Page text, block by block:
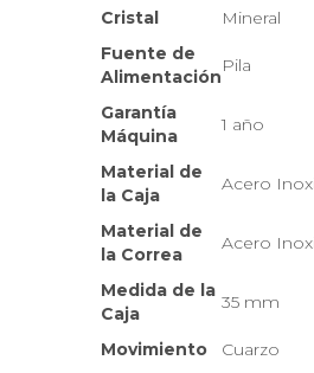
Cristal
Mineral
Fuente de
Alimentación
Pila
Garantía
Máquina
1 año
Material de
la Caja
Acero
Material de
la Correa
Acero
Medida de la
Caja
35 mm
Movimiento
Cuarzo